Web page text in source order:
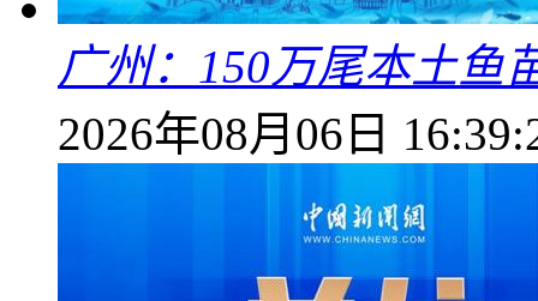
广州：150万尾本土鱼
2026年08月06日